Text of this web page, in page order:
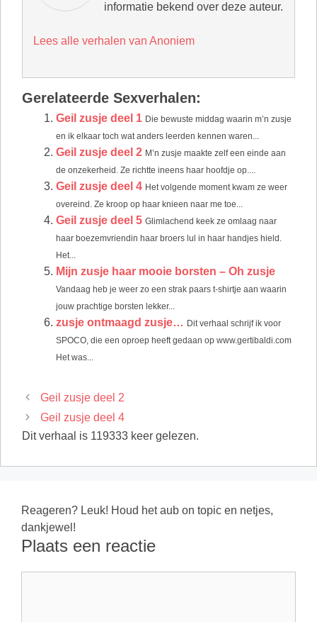
informatie bekend over deze auteur.
Lees alle verhalen van Anoniem
Gerelateerde Sexverhalen:
Geil zusje deel 1 Die bewuste middag waarin m’n zusje
en ik elkaar toch wat anders leerden kennen waren...
Geil zusje deel 2 M’n zusje maakte zelf een einde aan
de onzekerheid. Ze richtte ineens haar hoofdje op....
Geil zusje deel 4 Het volgende moment kwam ze weer
overeind. Ze kroop op haar knieen naar me toe...
Geil zusje deel 5 Glimlachend keek ze omlaag naar
haar boezemvriendin haar broers lul in haar handjes hield.
Het...
Mijn zusje haar mooie borsten – Oh zusje
Vandaag heb je weer zo een strak paars t-shirtje aan waarin
jouw prachtige borsten lekker...
zusje ontmaagd zusje… Dit verhaal schrijf ik voor
SPOCO, die een oproep heeft gedaan op www.gertibaldi.com
Het was...
Geil zusje deel 2
Geil zusje deel 4
Dit verhaal is 119333 keer gelezen.
Reageren? Leuk! Houd het aub on topic en netjes,
dankjewel!
Plaats een reactie